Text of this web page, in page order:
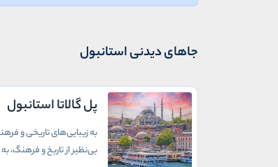
جاهای دیدنی استانبول
پل گالاتا استانبول
به زیبایی‌های تاریخی و
بی‌نظیر از تاریخ و فرهنگ،